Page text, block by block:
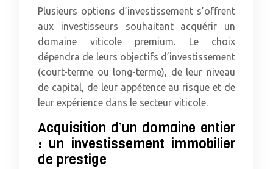
Plusieurs options d’investissement s’offrent
aux investisseurs souhaitant acquérir un
domaine viticole premium. Le choix
dépendra de leurs objectifs d’investissement
(court-terme ou long-terme), de leur niveau
de capital, de leur appétence au risque et de
leur expérience dans le secteur viticole.
Acquisition d’un domaine entier
: un investissement immobilier
de prestige